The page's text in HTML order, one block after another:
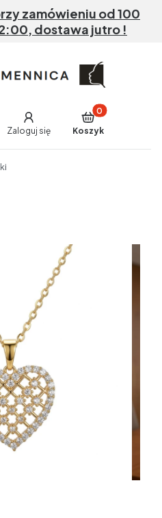
zamówieniu od 100
dostawa jutro !
wyszukiwarkę
Zaloguj się
Produkty w
Koszyk